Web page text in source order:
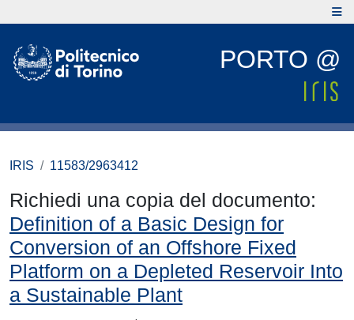
PORTO @
IRIS 11583/2963412
Richiedi una copia del documento:
Definition of a Basic Design for
Conversion of an Offshore Fixed
Platform on a Depleted Reservoir Into
a Sustainable Plant